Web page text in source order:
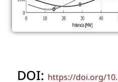
DOI: https://doi.org/